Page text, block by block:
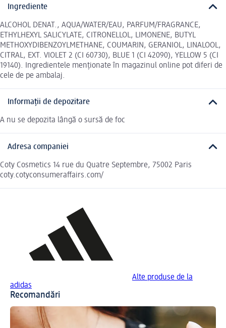
Ingrediente
ALCOHOL DENAT., AQUA/WATER/EAU, PARFUM/FRAGRANCE,
ETHYLHEXYL SALICYLATE, CITRONELLOL, LIMONENE, BUTYL
METHOXYDIBENZOYLMETHANE, COUMARIN, GERANIOL, LINALOOL,
CITRAL, EXT. VIOLET 2 (CI 60730), BLUE 1 (CI 42090), YELLOW 5 (CI
19140). Ingredientele menționate în magazinul online pot diferi de
cele de pe ambalaj.
Informații de depozitare
A nu se depozita lângă o sursă de foc
Adresa companiei
Coty Cosmetics 14 rue du Quatre Septembre, 75002 Paris
coty.cotyconsumeraffairs.com/
Alte produse de la
adidas
Recomandări